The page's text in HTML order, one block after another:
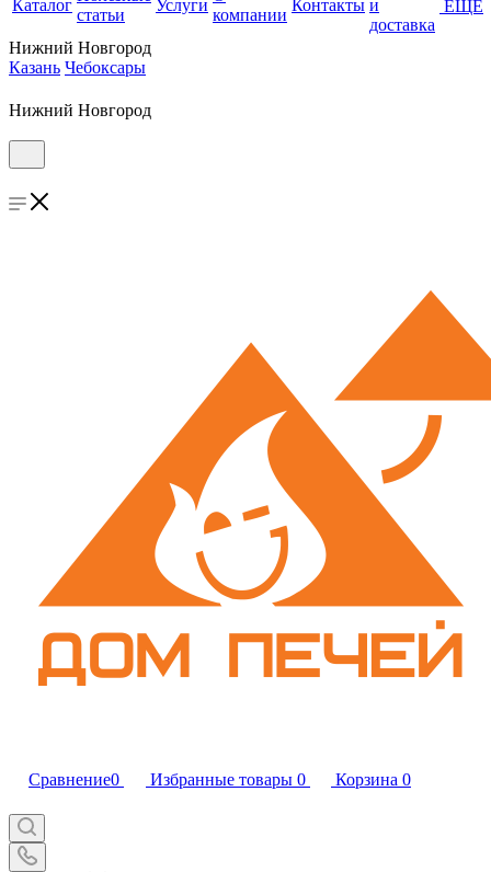
Каталог
статьи
Услуги
компании
Контакты и
доставка
ЕЩЕ
Нижний Новгород
Казань Чебоксары
Нижний Новгород
Сравнение0 Избранные товары 0 Корзина 0